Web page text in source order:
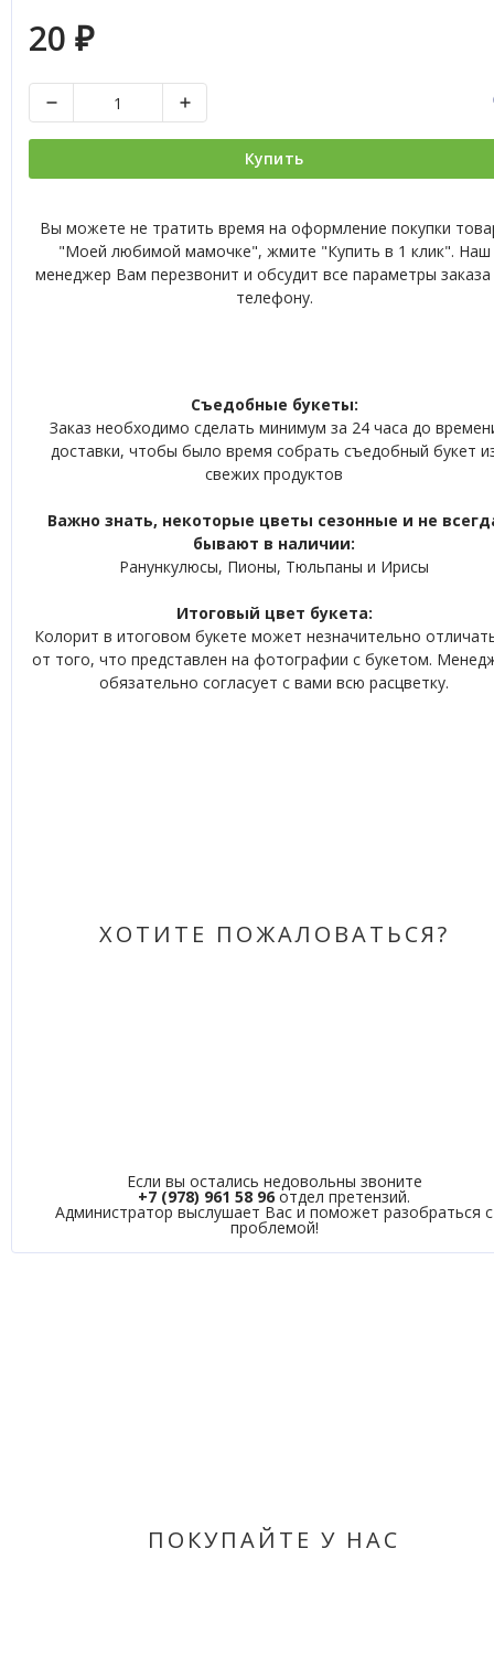
20 ₽
Купить
Вы можете не тратить время на оформление покупки
"Моей любимой мамочке", жмите "Купить в 1 клик". Наш
менеджер Вам перезвонит и обсудит все параметры
телефону.
Съедобные букеты:
Заказ необходимо сделать минимум за 24 часа до
доставки, чтобы было время собрать съедобный букет
свежих продуктов
Важно знать, некоторые цветы сезонные и не
бывают в наличии:
Ранункулюсы, Пионы, Тюльпаны и Ирисы
Итоговый цвет букета:
Колорит в итоговом букете может незначительно
от того, что представлен на фотографии с букетом.
обязательно согласует с вами всю расцветку.
ХОТИТЕ ПОЖАЛОВАТЬСЯ?
Если вы остались недовольны звоните
+7 (978) 961 58 96 отдел претензий.
Администратор выслушает Вас и поможет разобраться с
проблемой!
ПОКУПАЙТЕ У НАС